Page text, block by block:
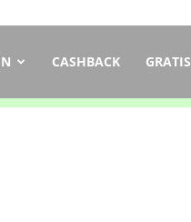
CASHBACK GRATIS